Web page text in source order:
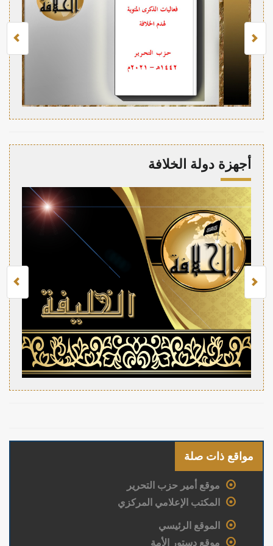
أجهزة دولة الخلافة
مواقع ذات صلة
موقع أمير حزب التحرير
المكتب الإعلامي المركزي
الموقع الرئيسي
موقع دستور الأمة